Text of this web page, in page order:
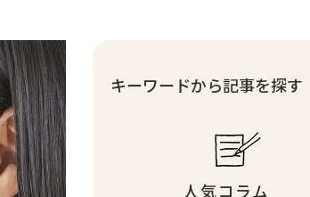
キーワードから記事を探す
人気コラム